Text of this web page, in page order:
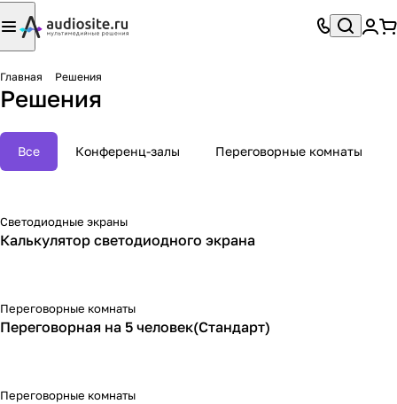
Главная Решения
Решения
Все Конференц-залы Переговорные комнаты
Светодиодные экраны
Калькулятор светодиодного экрана
Переговорные комнаты
Переговорная на 5 человек(Стандарт)
Переговорные комнаты